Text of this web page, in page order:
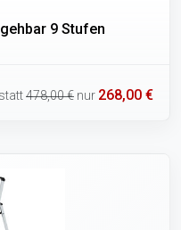
9 Stufen
statt478,00 € nur 268,00 €